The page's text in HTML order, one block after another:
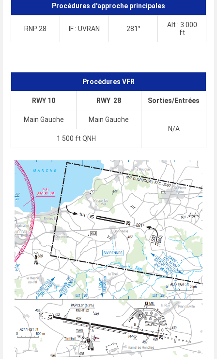
Procédures d'approche principales
RNP 28 IF : UVRAN 281°
Alt : 3 000
ft
Procédures VFR
RWY 10 RWY 28 Sorties/Entrées
Main Gauche
Main Gauche
N/A
1 500 ft QNH